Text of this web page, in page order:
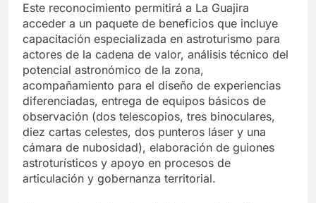
Este reconocimiento permitirá a La Guajira
acceder a un paquete de beneficios que incluye
capacitación especializada en astroturismo para
actores de la cadena de valor, análisis técnico del
potencial astronómico de la zona,
acompañamiento para el diseño de experiencias
diferenciadas, entrega de equipos básicos de
observación (dos telescopios, tres binoculares,
diez cartas celestes, dos punteros láser y una
cámara de nubosidad), elaboración de guiones
astroturísticos y apoyo en procesos de
articulación y gobernanza territorial.